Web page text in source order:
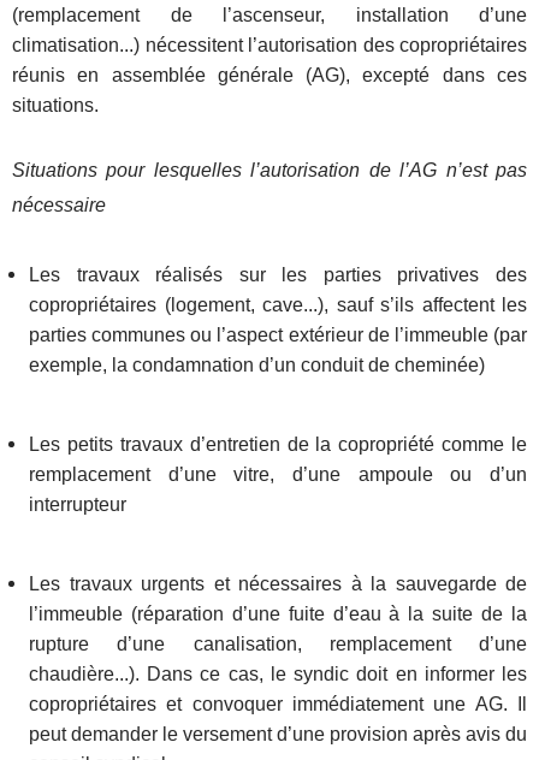
(remplacement de l’ascenseur, installation d’une
climatisation...) nécessitent l’autorisation des copropriétaires
réunis en assemblée générale (AG), excepté dans ces
situations.
Situations pour lesquelles l’autorisation de l’AG n’est pas
nécessaire
Les travaux réalisés sur les parties privatives des
copropriétaires (logement, cave...), sauf s’ils affectent les
parties communes ou l’aspect extérieur de l’immeuble (par
exemple, la condamnation d’un conduit de cheminée)
Les petits travaux d’entretien de la copropriété comme le
remplacement d’une vitre, d’une ampoule ou d’un
interrupteur
Les travaux urgents et nécessaires à la sauvegarde de
l’immeuble (réparation d’une fuite d’eau à la suite de la
rupture d’une canalisation, remplacement d’une
chaudière...). Dans ce cas, le syndic doit en informer les
copropriétaires et convoquer immédiatement une AG. Il
peut demander le versement d’une provision après avis du